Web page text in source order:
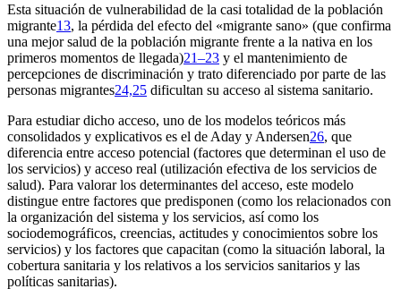
Esta situación de vulnerabilidad de la casi totalidad de la población
migrante13, la pérdida del efecto del «migrante sano» (que confirma
una mejor salud de la población migrante frente a la nativa en los
primeros momentos de llegada)21–23 y el mantenimiento de
percepciones de discriminación y trato diferenciado por parte de las
personas migrantes24,25 dificultan su acceso al sistema sanitario.
Para estudiar dicho acceso, uno de los modelos teóricos más
consolidados y explicativos es el de Aday y Andersen26, que
diferencia entre acceso potencial (factores que determinan el uso de
los servicios) y acceso real (utilización efectiva de los servicios de
salud). Para valorar los determinantes del acceso, este modelo
distingue entre factores que predisponen (como los relacionados con
la organización del sistema y los servicios, así como los
sociodemográficos, creencias, actitudes y conocimientos sobre los
servicios) y los factores que capacitan (como la situación laboral, la
cobertura sanitaria y los relativos a los servicios sanitarios y las
políticas sanitarias).